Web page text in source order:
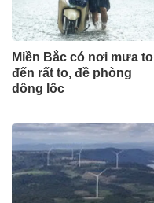
Miền Bắc có nơi mưa to
đến rất to, đề phòng
dông lốc